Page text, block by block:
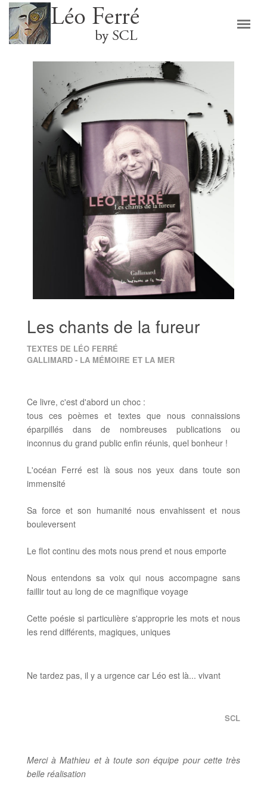
Les chants de la fureur
TEXTES DE LÉO FERRÉ
GALLIMARD - LA MÉMOIRE ET LA MER
Ce livre, c'est d'abord un choc :
tous ces poèmes et textes que nous connaissions
éparpillés dans de nombreuses publications ou
inconnus du grand public enfin réunis, quel bonheur !
L'océan Ferré est là sous nos yeux dans toute son
immensité
Sa force et son humanité nous envahissent et nous
bouleversent
Le flot continu des mots nous prend et nous emporte
Nous entendons sa voix qui nous accompagne sans
faillir tout au long de ce magnifique voyage
Cette poésie si particulière s'approprie les mots et nous
les rend différents, magiques, uniques
Ne tardez pas, il y a urgence car Léo est là... vivant
SCL
Merci à Mathieu et à toute son équipe pour cette très
belle réalisation